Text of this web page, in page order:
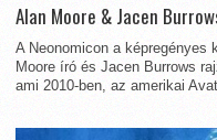
Alan Moore & Jacen
A Neonomicon a képregényes
Moore író és Jacen Burrows
ami 2010-ben, az amerikai